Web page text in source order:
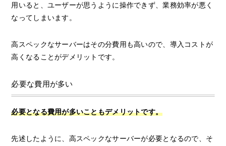
用いると、ユーザーが思うように操作できず、業務効率が悪く
なってしまいます。
高スペックなサーバーはその分費用も高いので、導入コストが
高くなることがデメリットです。
必要な費用が多い
必要となる費用が多いこともデメリットです。
先述したように、高スペックなサーバーが必要となるので、そ